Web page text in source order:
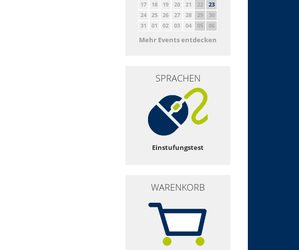
17
18 19 20 21 22
23
24
25 26 27 28 29
30
31
01 02 03 04 05 06
Mehr Events entdecken
SPRACHEN
Einstufungstest
WARENKORB